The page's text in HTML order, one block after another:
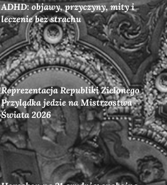
ADHD: objawy, przyczyny, mity i
leczenie bez strachu
Reprezentacja Republiki Zielonego
Przylądka jedzie na Mistrzostwa
Świata 2026